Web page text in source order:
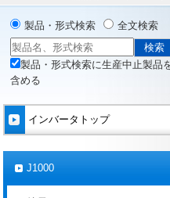
製品・形式検索 全文検索
製品・形式検索に生産中止製品
含める
インバータトップ
J1000